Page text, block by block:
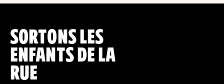
SORTONS LES
ENFANTS DE LA
RUE